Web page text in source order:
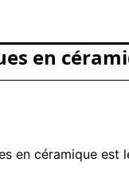
en
en céramique